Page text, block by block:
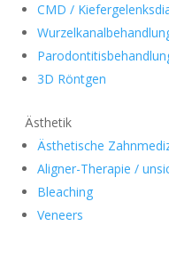
CMD /
3D Röntgen
Ästhetik
Ästhetische
Aligner-Therapie /
Bleaching
Veneers